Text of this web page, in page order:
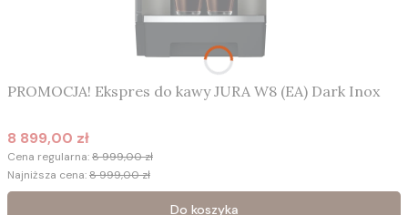
PROMOCJA! Ekspres do kawy JURA W8 (EA) Dark Inox
Cena promocyjna
8 899,00 zł
Cena regularna:8 999,00 zł
Najniższa cena:8 999,00 zł
Do koszyka